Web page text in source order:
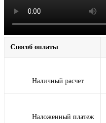
Способ оплаты
Наличный расчет
Наложенный платеж